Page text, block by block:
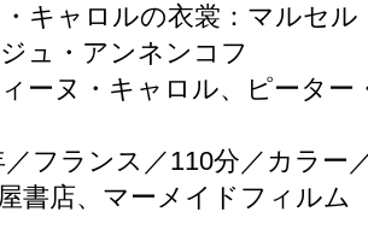
キャロルの衣裳：マルセ
ュ・アンネンコフ
ーヌ・キャロル、ピータ
／フランス／110分／カラー
書店、マーメイドフィルム